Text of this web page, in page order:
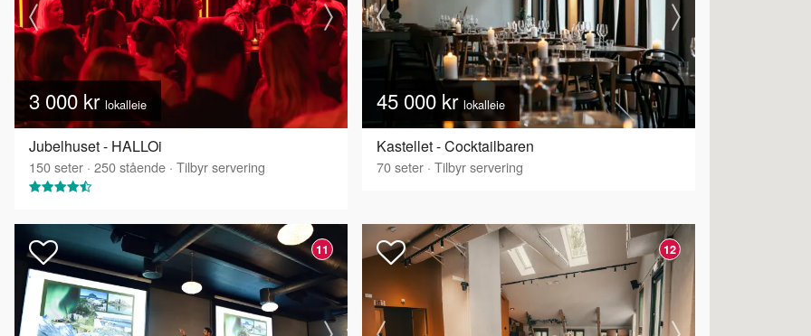
3 000 kr lokalleie
Jubelhuset - HALLOi
150seter · 250stående · Tilbyr servering
45 000 kr lokalleie
Kastellet - Cocktailbaren
70seter · Tilbyr servering
11 12